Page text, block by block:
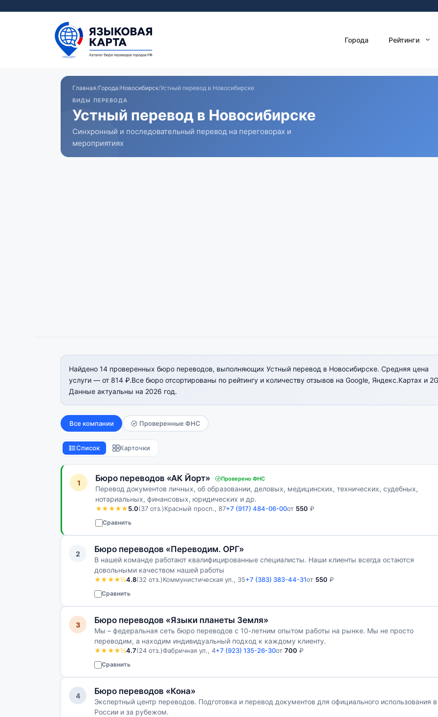
содержимому
Города Рейтинги
Главная/Города/Новосибирск/Устный перевод в Новосибирске
ВИДЫ ПЕРЕВОДА
Устный перевод в Новосибирске
Синхронный и последовательный перевод на переговорах и
мероприятиях
Найдено 14 проверенных бюро переводов, выполняющих Устный перевод в Новосибирске. Средняя цена
услуги — от 814 ₽.Все бюро отсортированы по рейтингу и количеству отзывов на Google, Яндекс.Картах и
Данные актуальны на 2026 год.
Все компании Проверенные ФНС
Список Карточки
1 Бюро переводов «АК Йорт» Проверено ФНС
Перевод документов личных, об образовании, деловых, медицинских, технических, судебных,
нотариальных, финансовых, юридических и др.
★★★★★5.0(37 отз.)Красный просп., 87+7 (917) 484-06-00от 550 ₽
Сравнить
2 Бюро переводов «Переводим. ОРГ»
В нашей команде работают квалифицированные специалисты. Наши клиенты всегда остаются
довольными качеством нашей работы
★★★★½4.8(32 отз.)Коммунистическая ул., 35+7 (383) 383-44-31от 550 ₽
Сравнить
3 Бюро переводов «Языки планеты Земля»
Мы – федеральная сеть бюро переводов с 10-летним опытом работы на рынке. Мы не просто
переводим, а находим индивидуальный подход к каждому клиенту.
★★★★½4.7(24 отз.)Фабричная ул., 4+7 (923) 135-26-30от 700 ₽
Сравнить
4 Бюро переводов «Кона»
Экспертный центр переводов. Подготовка и перевод документов для официального использования в
России и за рубежом.